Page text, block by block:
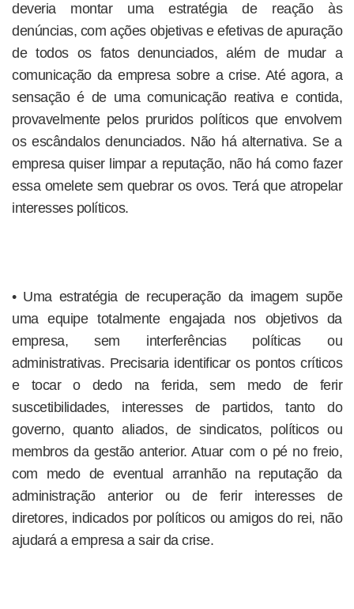
deveria montar uma estratégia de reação às
denúncias, com ações objetivas e efetivas de apuração
de todos os fatos denunciados, além de mudar a
comunicação da empresa sobre a crise. Até agora, a
sensação é de uma comunicação reativa e contida,
provavelmente pelos pruridos políticos que envolvem
os escândalos denunciados. Não há alternativa. Se a
empresa quiser limpar a reputação, não há como fazer
essa omelete sem quebrar os ovos. Terá que atropelar
interesses políticos.
• Uma estratégia de recuperação da imagem supõe
uma equipe totalmente engajada nos objetivos da
empresa, sem interferências políticas ou
administrativas. Precisaria identificar os pontos críticos
e tocar o dedo na ferida, sem medo de ferir
suscetibilidades, interesses de partidos, tanto do
governo, quanto aliados, de sindicatos, políticos ou
membros da gestão anterior. Atuar com o pé no freio,
com medo de eventual arranhão na reputação da
administração anterior ou de ferir interesses de
diretores, indicados por políticos ou amigos do rei, não
ajudará a empresa a sair da crise.